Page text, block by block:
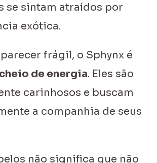
se sintam atraídos por
exótica.
frágil, o Sphynx é
de energia. Eles são
carinhosos e buscam
a companhia de seus
não significa que não